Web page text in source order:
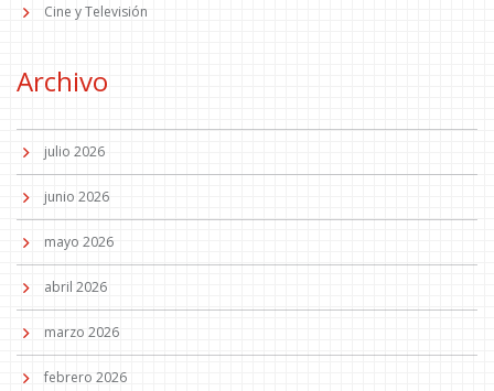
Cine y Televisión
Archivo
julio 2026
junio 2026
mayo 2026
abril 2026
marzo 2026
febrero 2026